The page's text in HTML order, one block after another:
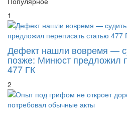
Дефект нашли вовремя —
позже: Минюст предложил
477 ГК
2
Опыт под грифом не
КС потребовал обычные акты